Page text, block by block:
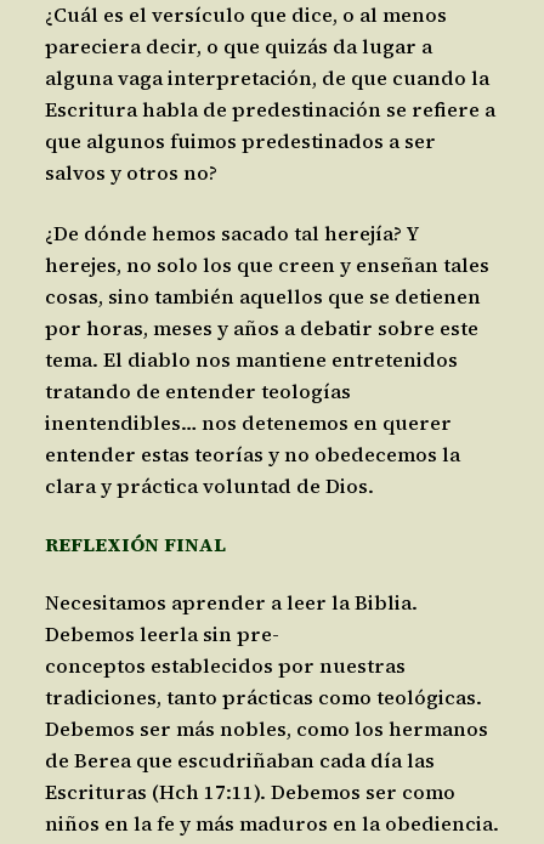
¿Cuál es el versículo que dice, o al menos
pareciera decir, o que quizás da lugar a
alguna vaga interpretación, de que cuando la
Escritura habla de predestinación se refiere a
que algunos fuimos predestinados a ser
salvos y otros no?
¿De dónde hemos sacado tal herejía? Y
herejes, no solo los que creen y enseñan tales
cosas, sino también aquellos que se detienen
por horas, meses y años a debatir sobre este
tema. El diablo nos mantiene entretenidos
tratando de entender teologías
inentendibles… nos detenemos en querer
entender estas teorías y no obedecemos la
clara y práctica voluntad de Dios.
REFLEXIÓN FINAL
Necesitamos aprender a leer la Biblia.
Debemos leerla sin pre-
conceptos establecidos por nuestras
tradiciones, tanto prácticas como teológicas.
Debemos ser más nobles, como los hermanos
de Berea que escudriñaban cada día las
Escrituras (Hch 17:11). Debemos ser como
niños en la fe y más maduros en la obediencia.